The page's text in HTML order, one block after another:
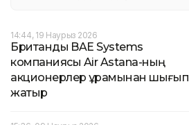
14:44, 19 Наурыз 2026
Британдық BAE Systems
компаниясы Air Astanа-ның
акционерлер құрамынан шығып
жатыр